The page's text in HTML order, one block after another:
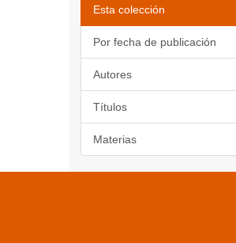
Esta colección
Por fecha de publicación
Autores
Títulos
Materias